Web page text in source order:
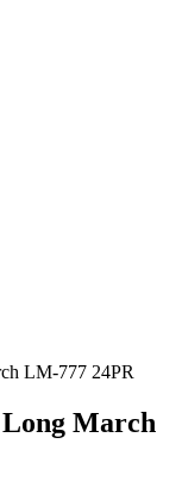
LM-777 24PR
Long March